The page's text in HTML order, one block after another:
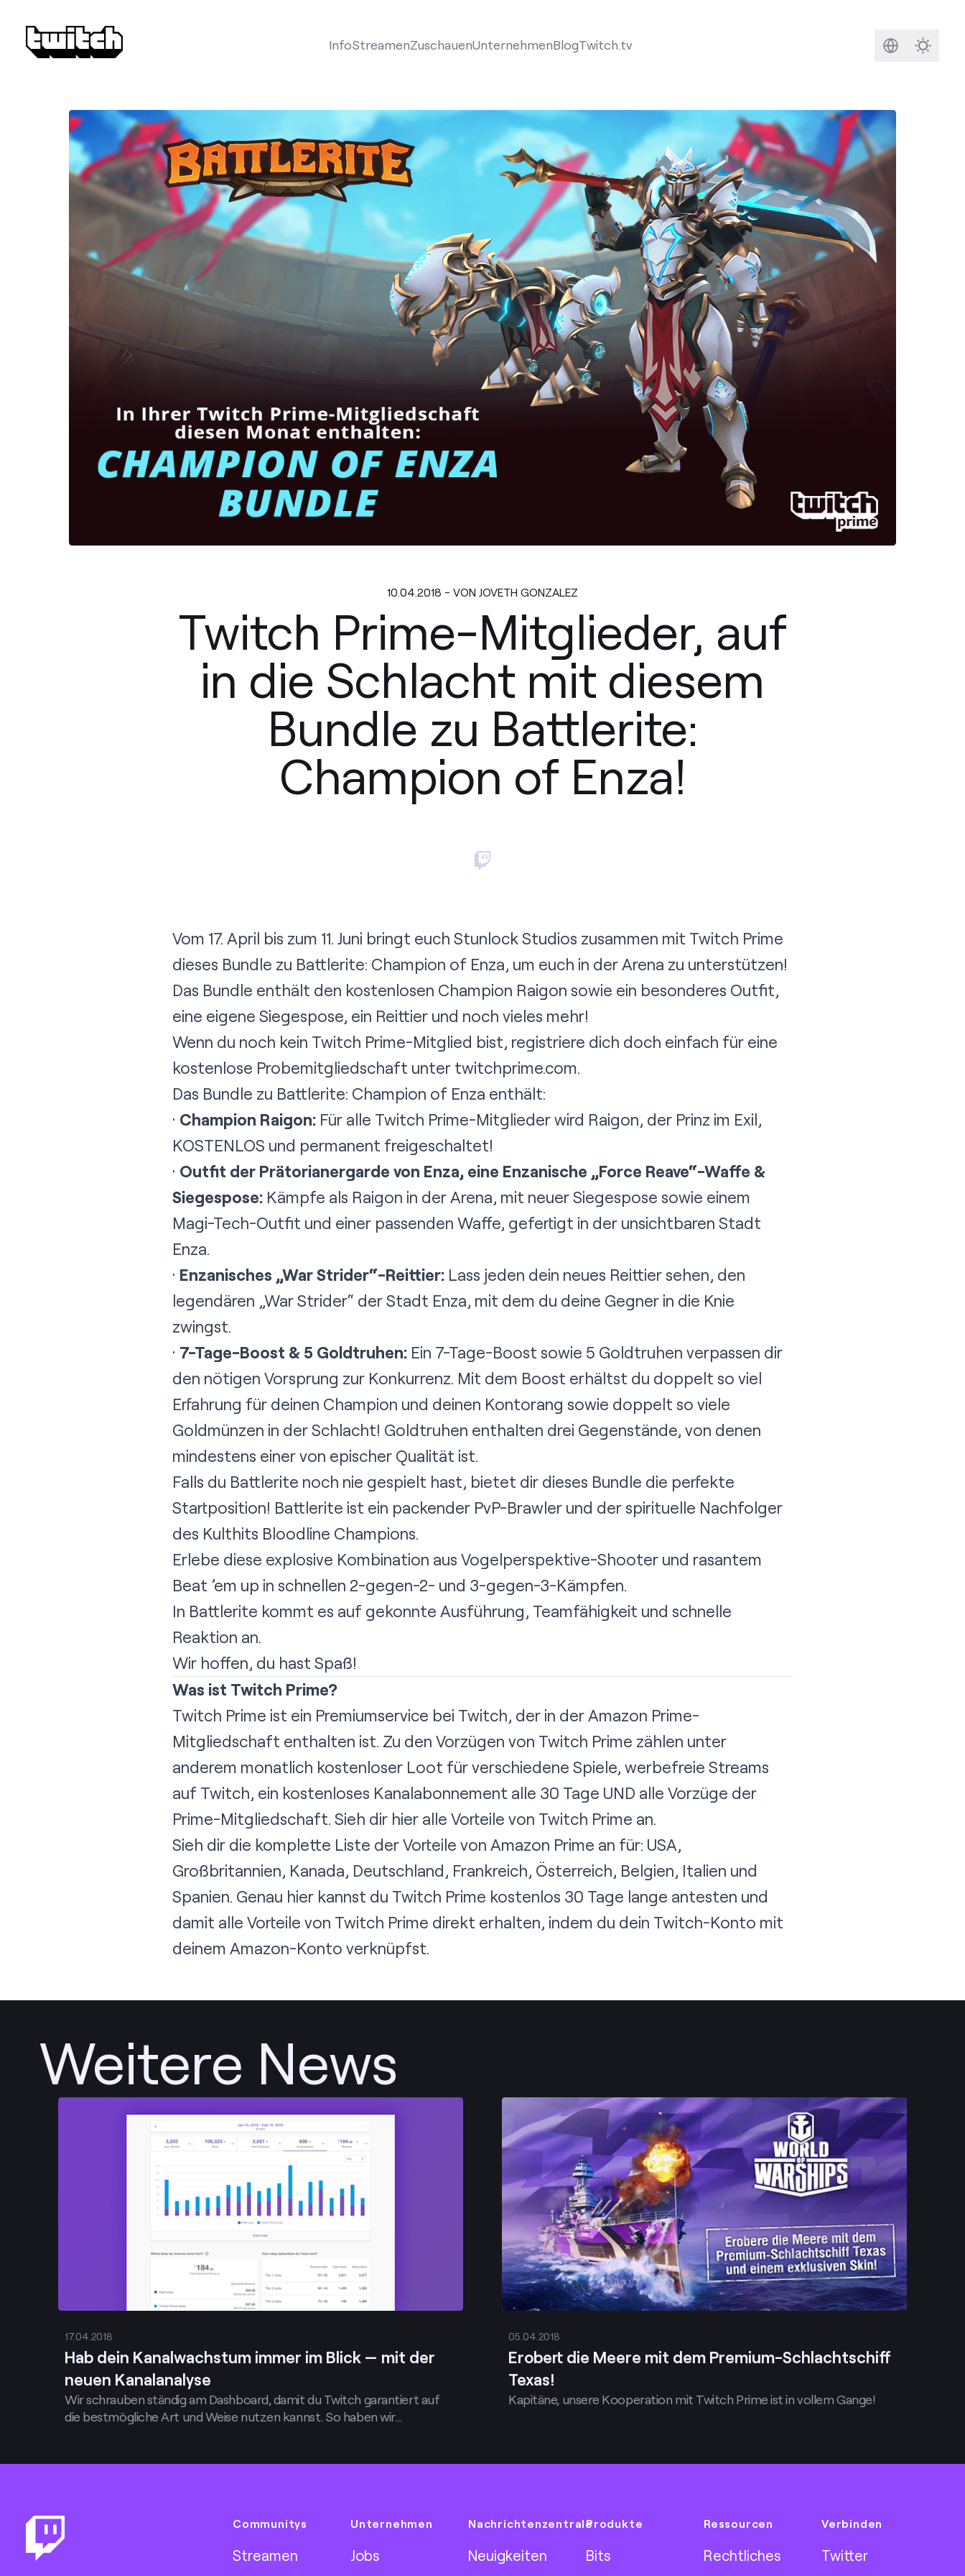
InfoStreamenZuschauenUnternehmenBlogTwitch.tv Suchen
10.04.2018 - VON JOVETH GONZALEZ
Twitch Prime-Mitglieder, auf
in die Schlacht mit diesem
Bundle zu Battlerite:
Champion of Enza!
Vom 17. April bis zum 11. Juni bringt euch Stunlock Studios zusammen mit Twitch Prime
dieses Bundle zu Battlerite: Champion of Enza, um euch in der Arena zu unterstützen!
Das Bundle enthält den kostenlosen Champion Raigon sowie ein besonderes Outfit,
eine eigene Siegespose, ein Reittier und noch vieles mehr!
Wenn du noch kein Twitch Prime-Mitglied bist, registriere dich doch einfach für eine
kostenlose Probemitgliedschaft unter twitchprime.com.
Das Bundle zu Battlerite: Champion of Enza enthält:
· Champion Raigon: Für alle Twitch Prime-Mitglieder wird Raigon, der Prinz im Exil,
KOSTENLOS und permanent freigeschaltet!
· Outfit der Prätorianergarde von Enza, eine Enzanische „Force Reave“-Waffe &
Siegespose: Kämpfe als Raigon in der Arena, mit neuer Siegespose sowie einem
Magi-Tech-Outfit und einer passenden Waffe, gefertigt in der unsichtbaren Stadt
Enza.
· Enzanisches „War Strider“-Reittier: Lass jeden dein neues Reittier sehen, den
legendären „War Strider“ der Stadt Enza, mit dem du deine Gegner in die Knie
zwingst.
· 7-Tage-Boost & 5 Goldtruhen: Ein 7-Tage-Boost sowie 5 Goldtruhen verpassen dir
den nötigen Vorsprung zur Konkurrenz. Mit dem Boost erhältst du doppelt so viel
Erfahrung für deinen Champion und deinen Kontorang sowie doppelt so viele
Goldmünzen in der Schlacht! Goldtruhen enthalten drei Gegenstände, von denen
mindestens einer von epischer Qualität ist.
Falls du Battlerite noch nie gespielt hast, bietet dir dieses Bundle die perfekte
Startposition! Battlerite ist ein packender PvP-Brawler und der spirituelle Nachfolger
des Kulthits Bloodline Champions.
Erlebe diese explosive Kombination aus Vogelperspektive-Shooter und rasantem
Beat ’em up in schnellen 2-gegen-2- und 3-gegen-3-Kämpfen.
In Battlerite kommt es auf gekonnte Ausführung, Teamfähigkeit und schnelle
Reaktion an.
Wir hoffen, du hast Spaß!
Was ist Twitch Prime?
Twitch Prime ist ein Premiumservice bei Twitch, der in der Amazon Prime-
Mitgliedschaft enthalten ist. Zu den Vorzügen von Twitch Prime zählen unter
anderem monatlich kostenloser Loot für verschiedene Spiele, werbefreie Streams
auf Twitch, ein kostenloses Kanalabonnement alle 30 Tage UND alle Vorzüge der
Prime-Mitgliedschaft. Sieh dir hier alle Vorteile von Twitch Prime an.
Sieh dir die komplette Liste der Vorteile von Amazon Prime an für: USA,
Großbritannien, Kanada, Deutschland, Frankreich, Österreich, Belgien, Italien und
Spanien. Genau hier kannst du Twitch Prime kostenlos 30 Tage lange antesten und
damit alle Vorteile von Twitch Prime direkt erhalten, indem du dein Twitch-Konto mit
deinem Amazon-Konto verknüpfst.
Weitere News
17.04.2018
Hab dein Kanalwachstum immer im Blick — mit der
neuen Kanalanalyse
Wir schrauben ständig am Dashboard, damit du Twitch garantiert auf
die bestmögliche Art und Weise nutzen kannst. So haben wir…
05.04.2018
Erobert die Meere mit dem Premium-Schlachtschiff
Texas!
Kapitäne, unsere Kooperation mit Twitch Prime ist in vollem Gange!
Communitys
Streamen
Unternehmen
Jobs
Nachrichtenzentrale
Neuigkeiten
Produkte
Bits
Ressourcen
Rechtliches
Verbinden
Twitter